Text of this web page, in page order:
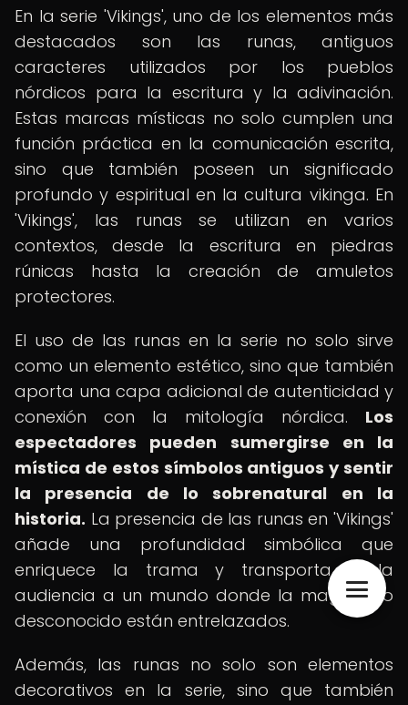
En la serie 'Vikings', uno de los elementos más
destacados son las runas, antiguos
caracteres utilizados por los pueblos
nórdicos para la escritura y la adivinación.
Estas marcas místicas no solo cumplen una
función práctica en la comunicación escrita,
sino que también poseen un significado
profundo y espiritual en la cultura vikinga. En
'Vikings', las runas se utilizan en varios
contextos, desde la escritura en piedras
rúnicas hasta la creación de amuletos
protectores.
El uso de las runas en la serie no solo sirve
como un elemento estético, sino que también
aporta una capa adicional de autenticidad y
conexión con la mitología nórdica. Los
espectadores pueden sumergirse en la
mística de estos símbolos antiguos y sentir
la presencia de lo sobrenatural en la
historia. La presencia de las runas en 'Vikings'
añade una profundidad simbólica que
enriquece la trama y transporta a la
audiencia a un mundo donde la magia y lo
desconocido están entrelazados.
Además, las runas no solo son elementos
decorativos en la serie, sino que también